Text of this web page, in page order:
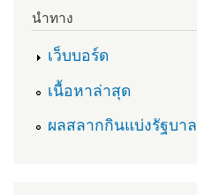
นำทาง
เว็บบอร์ด
เนื้อหาล่าสุด
ผลสลากกินแบ่งรัฐบาล